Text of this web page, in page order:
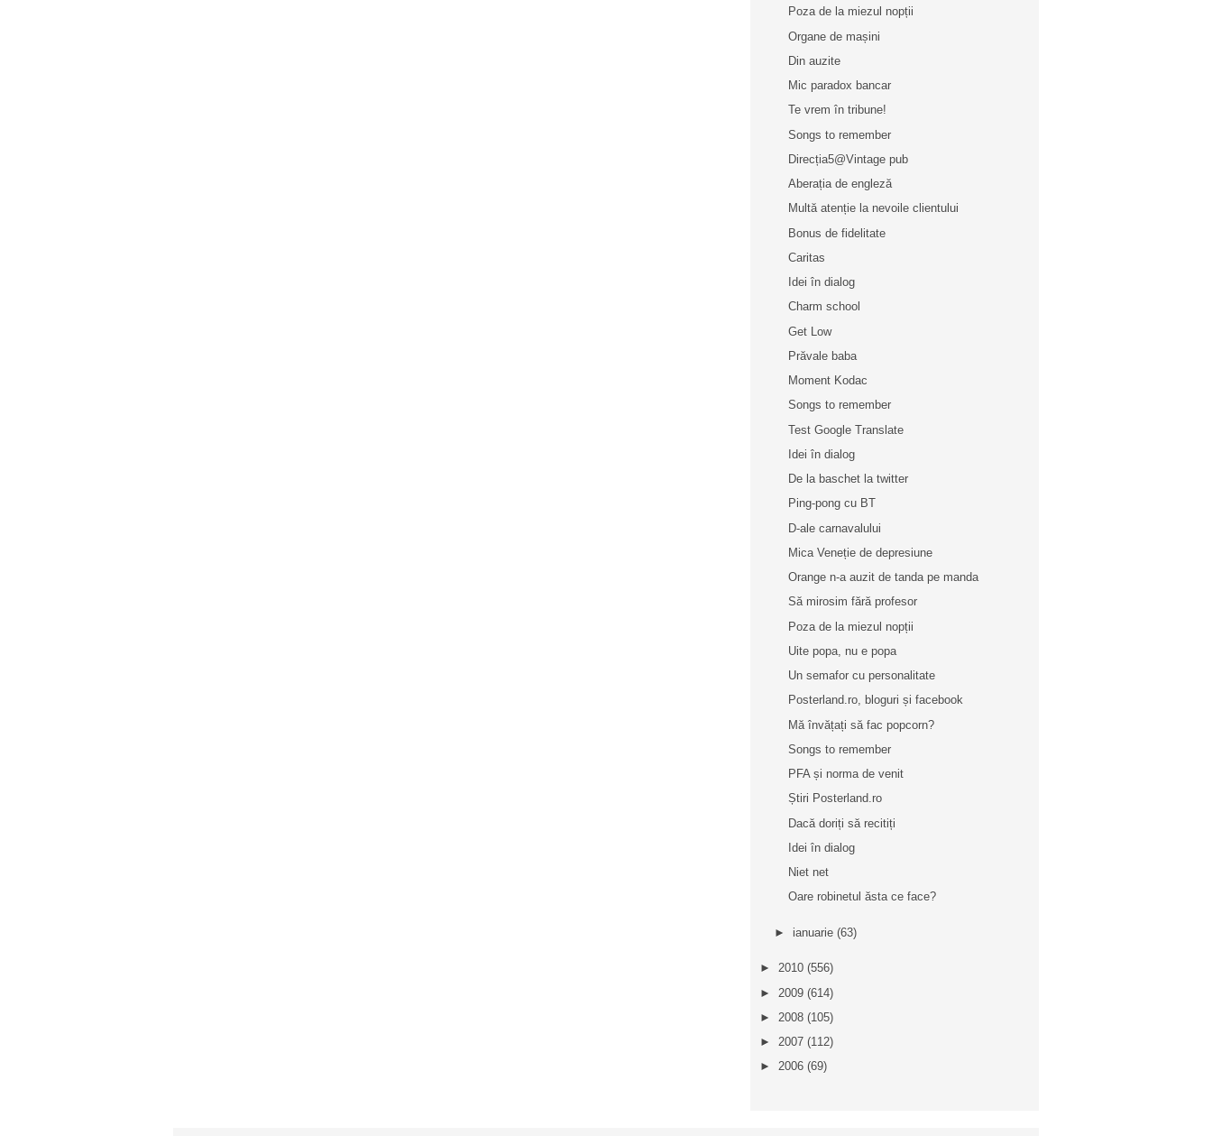
Poza de la miezul nopții
Organe de mașini
Din auzite
Mic paradox bancar
Te vrem în tribune!
Songs to remember
Direcția5@Vintage pub
Aberația de engleză
Multă atenție la nevoile clientului
Bonus de fidelitate
Caritas
Idei în dialog
Charm school
Get Low
Prăvale baba
Moment Kodac
Songs to remember
Test Google Translate
Idei în dialog
De la baschet la twitter
Ping-pong cu BT
D-ale carnavalului
Mica Veneție de depresiune
Orange n-a auzit de tanda pe manda
Să mirosim fără profesor
Poza de la miezul nopții
Uite popa, nu e popa
Un semafor cu personalitate
Posterland.ro, bloguri și facebook
Mă învățați să fac popcorn?
Songs to remember
PFA și norma de venit
Știri Posterland.ro
Dacă doriți să recitiți
Idei în dialog
Niet net
Oare robinetul ăsta ce face?
► ianuarie (63)
► 2010 (556)
► 2009 (614)
► 2008 (105)
► 2007 (112)
► 2006 (69)